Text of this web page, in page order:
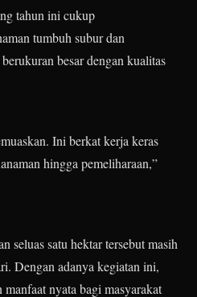
tahun ini cukup
tumbuh subur dan
besar dengan kualitas
Ini berkat kerja keras
hingga pemeliharaan,”
seluas satu hektar tersebut masih
Dengan adanya kegiatan ini,
nyata bagi masyarakat